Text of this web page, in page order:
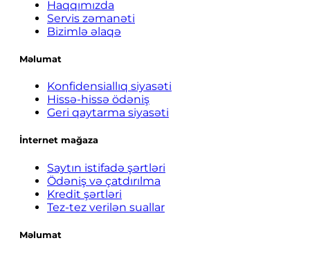
Haqqımızda
Servis zəmanəti
Bizimlə əlaqə
Məlumat
Konfidensiallıq siyasəti
Hissə-hissə ödəniş
Geri qaytarma siyasəti
İnternet mağaza
Saytın istifadə şərtləri
Ödəniş və çatdırılma
Kredit şərtləri
Tez-tez verilən suallar
Məlumat